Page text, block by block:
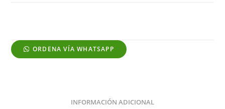
ORDENA VÍA WHATSAPP
INFORMACIÓN ADICIONAL